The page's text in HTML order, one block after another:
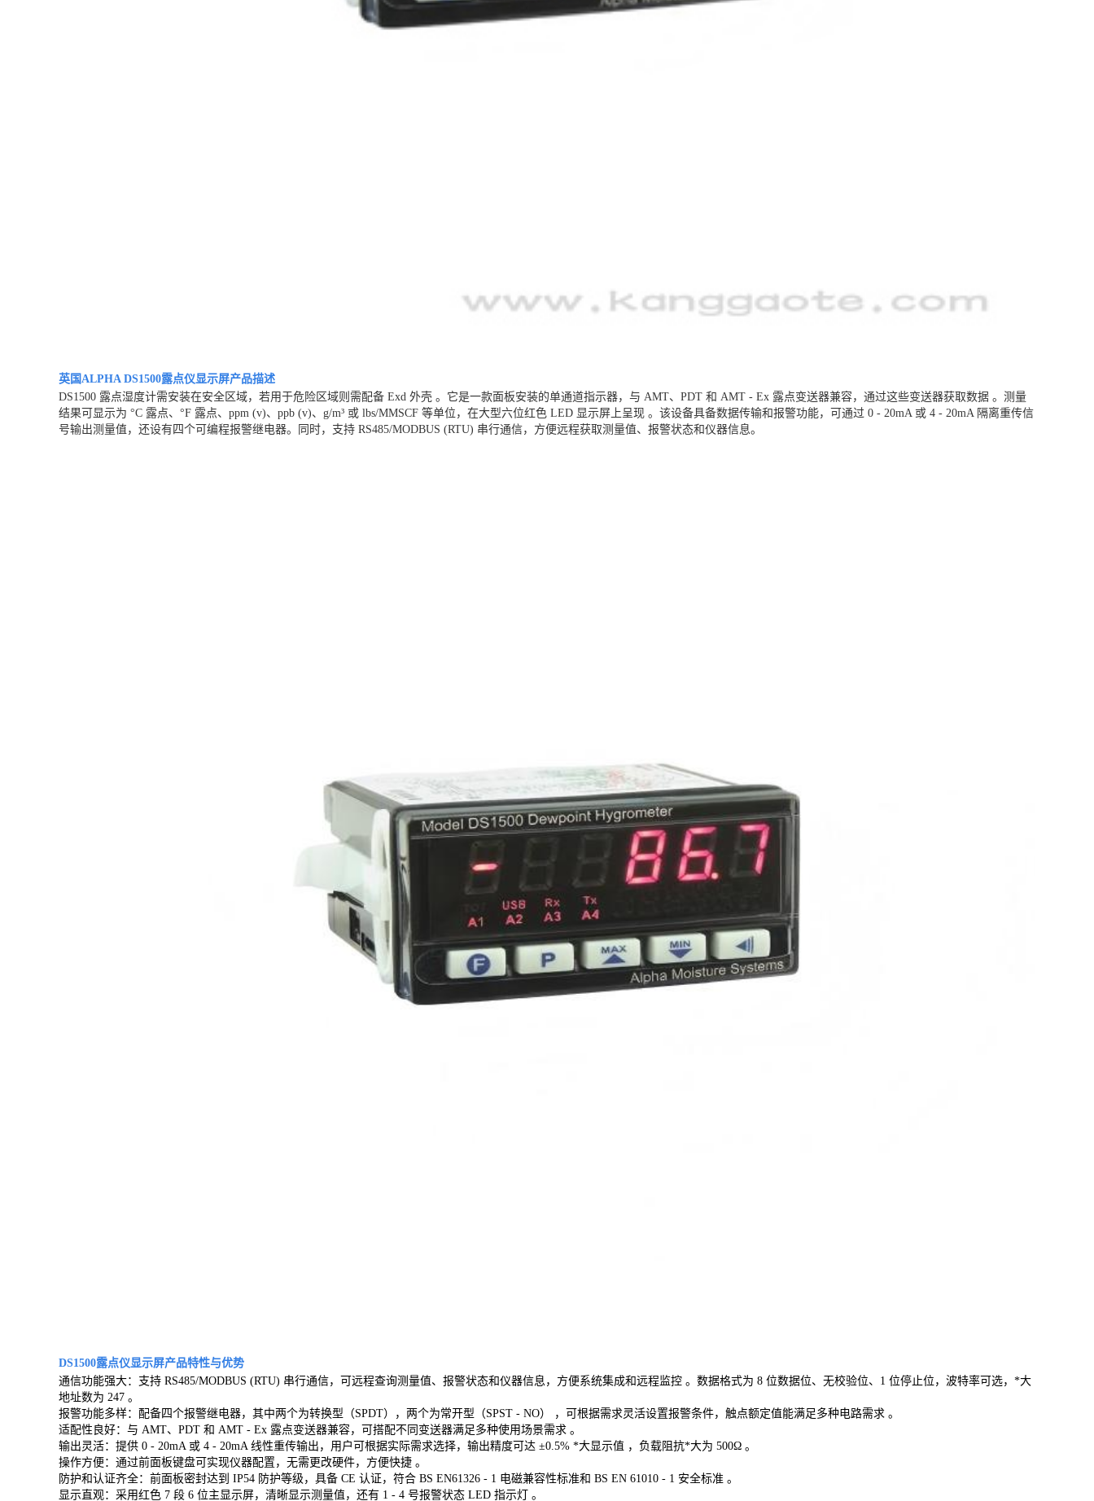
英国ALPHA DS1500露点仪显示屏产品描述
DS1500 露点湿度计需安装在安全区域，若用于危险区域则需配备 Exd 外壳 。它是一款面板安装的单通道指示器，与 AMT、PDT 和 AMT - Ex 露点变送器兼容，通过这些变送器获取数据 。测量
结果可显示为 °C 露点、°F 露点、ppm (v)、ppb (v)、g/m³ 或 lbs/MMSCF 等单位，在大型六位红色 LED 显示屏上呈现 。该设备具备数据传输和报警功能，可通过 0 - 20mA 或 4 - 20mA 隔离重传信
号输出测量值，还设有四个可编程报警继电器。同时，支持 RS485/MODBUS (RTU) 串行通信，方便远程获取测量值、报警状态和仪器信息。
DS1500露点仪显示屏产品特性与优势
通信功能强大：支持 RS485/MODBUS (RTU) 串行通信，可远程查询测量值、报警状态和仪器信息，方便系统集成和远程监控 。数据格式为 8 位数据位、无校验位、1 位停止位，波特率可选，*大
地址数为 247 。
报警功能多样：配备四个报警继电器，其中两个为转换型（SPDT），两个为常开型（SPST - NO） ，可根据需求灵活设置报警条件，触点额定值能满足多种电路需求 。
适配性良好：与 AMT、PDT 和 AMT - Ex 露点变送器兼容，可搭配不同变送器满足多种使用场景需求 。
输出灵活：提供 0 - 20mA 或 4 - 20mA 线性重传输出，用户可根据实际需求选择，输出精度可达 ±0.5% *大显示值 ，负载阻抗*大为 500Ω 。
操作方便：通过前面板键盘可实现仪器配置，无需更改硬件，方便快捷 。
防护和认证齐全：前面板密封达到 IP54 防护等级，具备 CE 认证，符合 BS EN61326 - 1 电磁兼容性标准和 BS EN 61010 - 1 安全标准 。
显示直观：采用红色 7 段 6 位主显示屏，清晰显示测量值，还有 1 - 4 号报警状态 LED 指示灯 。